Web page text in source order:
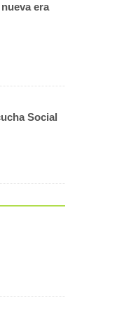
era
Social